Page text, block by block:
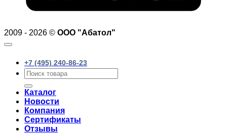
2009 - 2026 © ООО "Абатол"
+7 (495) 240-86-23
Искать:
Каталог
Новости
Компания
Сертификаты
Отзывы